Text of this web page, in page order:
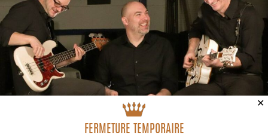
✕
FERMETURE TEMPORAIRE